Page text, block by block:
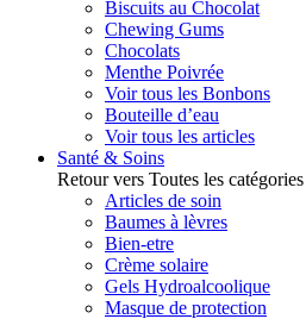
Biscuits au Chocolat
Chewing Gums
Chocolats
Menthe Poivrée
Voir tous les Bonbons
Bouteille d’eau
Voir tous les articles
Santé & Soins
Retour vers Toutes les catégories
Articles de soin
Baumes à lèvres
Bien-etre
Crème solaire
Gels Hydroalcoolique
Masque de protection